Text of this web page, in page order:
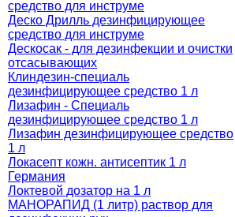
средство для инструме
Деско Дрилль дезинфицирующее
средство для инструме
Дескосак - для дезинфекции и очистки
отсасывающих
Клиндезин-специаль
дезинфицирующее средство 1 л
Лизафин - Специаль
дезинфицирующее средство 1 л
Лизафин дезинфицирующее средство
1 л
Локасепт кожн. антисептик 1 л
Германия
Локтевой дозатор на 1 л
МАНОРАПИД (1 литр) раствор для